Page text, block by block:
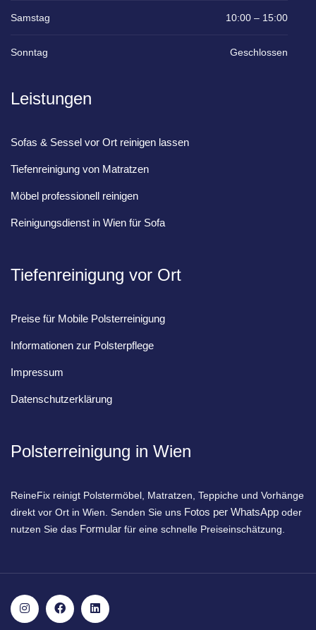
Samstag 10:00 – 15:00
Sonntag Geschlossen
Leistungen
Sofas & Sessel vor Ort reinigen lassen
Tiefenreinigung von Matratzen
Möbel professionell reinigen
Reinigungsdienst in Wien für Sofa
Tiefenreinigung vor Ort
Preise für Mobile Polsterreinigung
Informationen zur Polsterpflege
Impressum
Datenschutzerklärung
Polsterreinigung in Wien
ReineFix reinigt Polstermöbel, Matratzen, Teppiche und Vorhänge
direkt vor Ort in Wien. Senden Sie uns Fotos per WhatsApp oder
nutzen Sie das Formular für eine schnelle Preiseinschätzung.